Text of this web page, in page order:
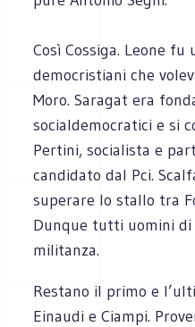
Così Cossiga. Leone
democristiani che
Moro. Saragat era
socialdemocratici e si
Pertini, socialista e
candidato dal Pci.
superare lo stallo tra
Dunque tutti uomini
militanza.
Restano il primo e
Einaudi e Ciampi.